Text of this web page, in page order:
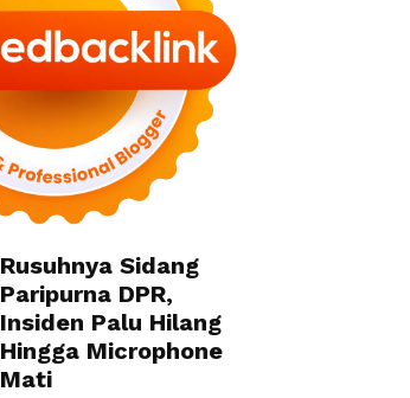
Rusuhnya Sidang
Paripurna DPR,
Insiden Palu Hilang
Hingga Microphone
Mati